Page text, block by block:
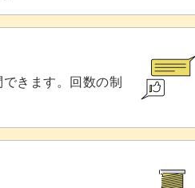
きます。回数の制